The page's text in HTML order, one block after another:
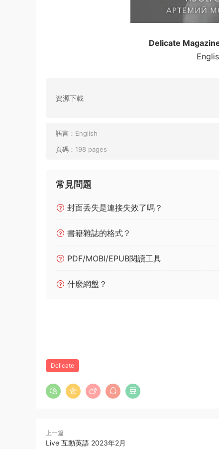
Delicate
資源下載
語言： English
頁碼： 198 pages
常見問題
封面丢失是連接失效了嗎？
書籍雜誌的格式？
PDF/MOBI/EPUB閱讀工具
什麼網盤？
Delicate
上一篇
Live 互動英語 2023年2月